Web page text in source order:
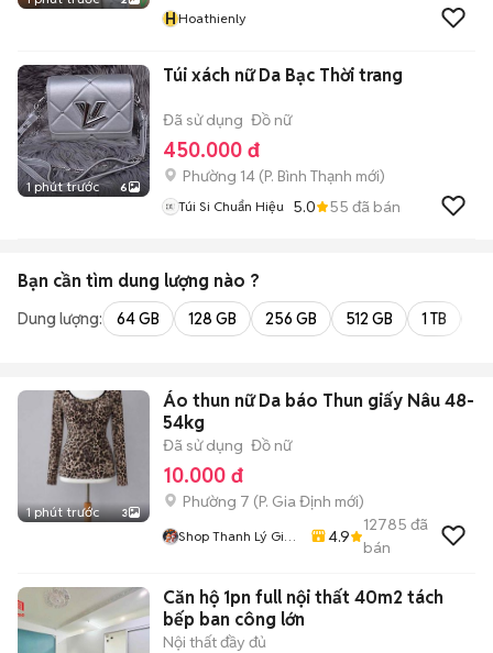
HHoathienly
1 phút trước 6
Túi xách nữ Da Bạc Thời trang
Đã sử dụng Đồ nữ
450.000 đ
Phường 14 (P. Bình Thạnh mới)
Túi Si Chuẩn Hiệu 5.0 55 đã bán
Bạn cần tìm dung lượng nào ?
Dung lượng: 64 GB 128 GB 256 GB 512 GB 1 TB
1 phút trước 3
Áo thun nữ Da báo Thun giấy Nâu 48-
54kg
Đã sử dụng Đồ nữ
10.000 đ
Phường 7 (P. Gia Định mới)
Shop Thanh Lý Giá
4.9
12785 đã
bán
Căn hộ 1pn full nội thất 40m2 tách
bếp ban công lớn
Nội thất đầy đủ